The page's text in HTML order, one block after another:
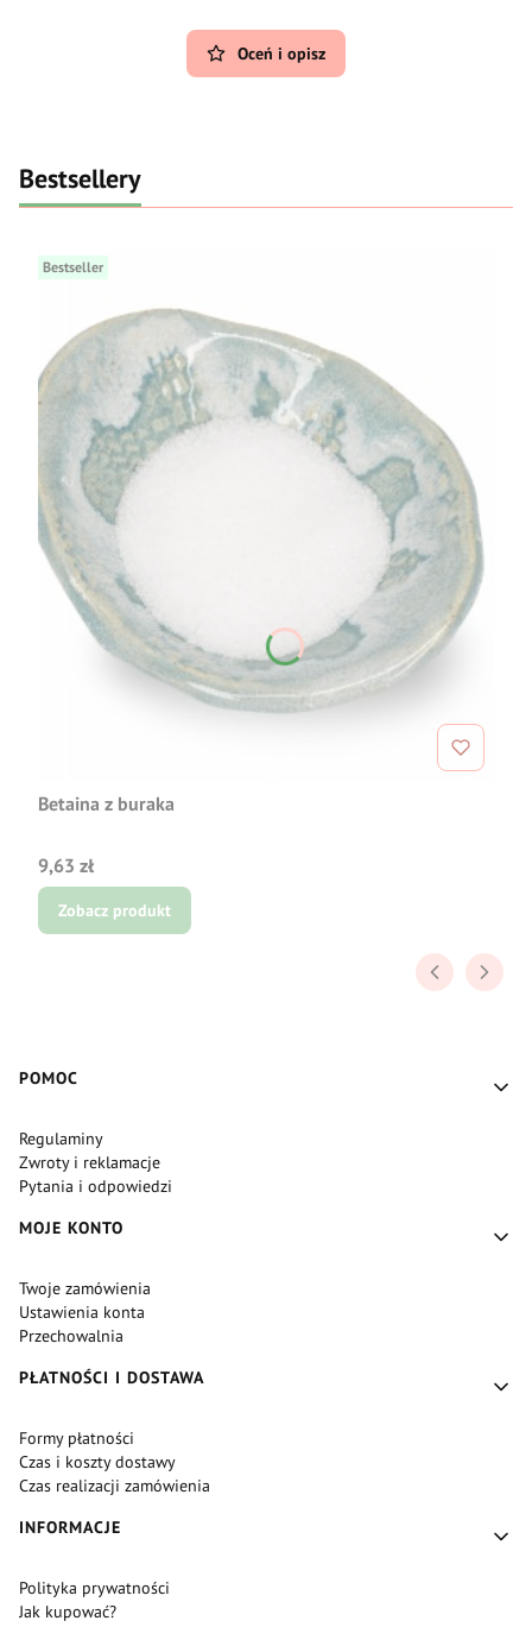
Oceń i opisz
Bestsellery
Bestseller
Betaina z buraka
Cena
9,63 zł
Zobacz produkt
Linki w stopce
POMOC
Regulaminy
Zwroty i reklamacje
Pytania i odpowiedzi
MOJE KONTO
Twoje zamówienia
Ustawienia konta
Przechowalnia
PŁATNOŚCI I DOSTAWA
Formy płatności
Czas i koszty dostawy
Czas realizacji zamówienia
INFORMACJE
Polityka prywatności
Jak kupować?